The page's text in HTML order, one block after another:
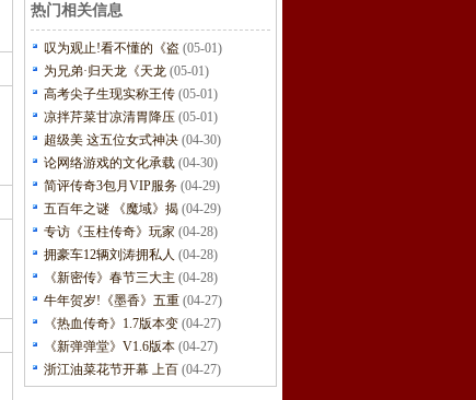
热门相关信息
叹为观止!看不懂的《盗 (05-01)
为兄弟·归天龙《天龙 (05-01)
高考尖子生现实称王传 (05-01)
凉拌芹菜甘凉清胃降压 (05-01)
超级美 这五位女式神决 (04-30)
论网络游戏的文化承载 (04-30)
简评传奇3包月VIP服务 (04-29)
五百年之谜 《魔域》揭 (04-29)
专访《玉柱传奇》玩家 (04-28)
拥豪车12辆刘涛拥私人 (04-28)
《新密传》春节三大主 (04-28)
牛年贺岁!《墨香》五重 (04-27)
《热血传奇》1.7版本变 (04-27)
《新弹弹堂》V1.6版本 (04-27)
浙江油菜花节开幕 上百 (04-27)